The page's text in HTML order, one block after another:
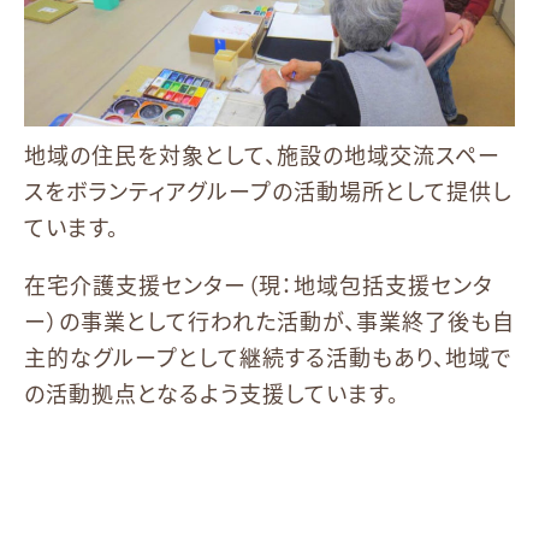
地域の住民を対象として、施設の地域交流スペー
スをボランティアグループの活動場所として提供し
ています。
在宅介護支援センター（現：地域包括支援センタ
ー）の事業として行われた活動が、事業終了後も自
主的なグループとして継続する活動もあり、地域で
の活動拠点となるよう支援しています。